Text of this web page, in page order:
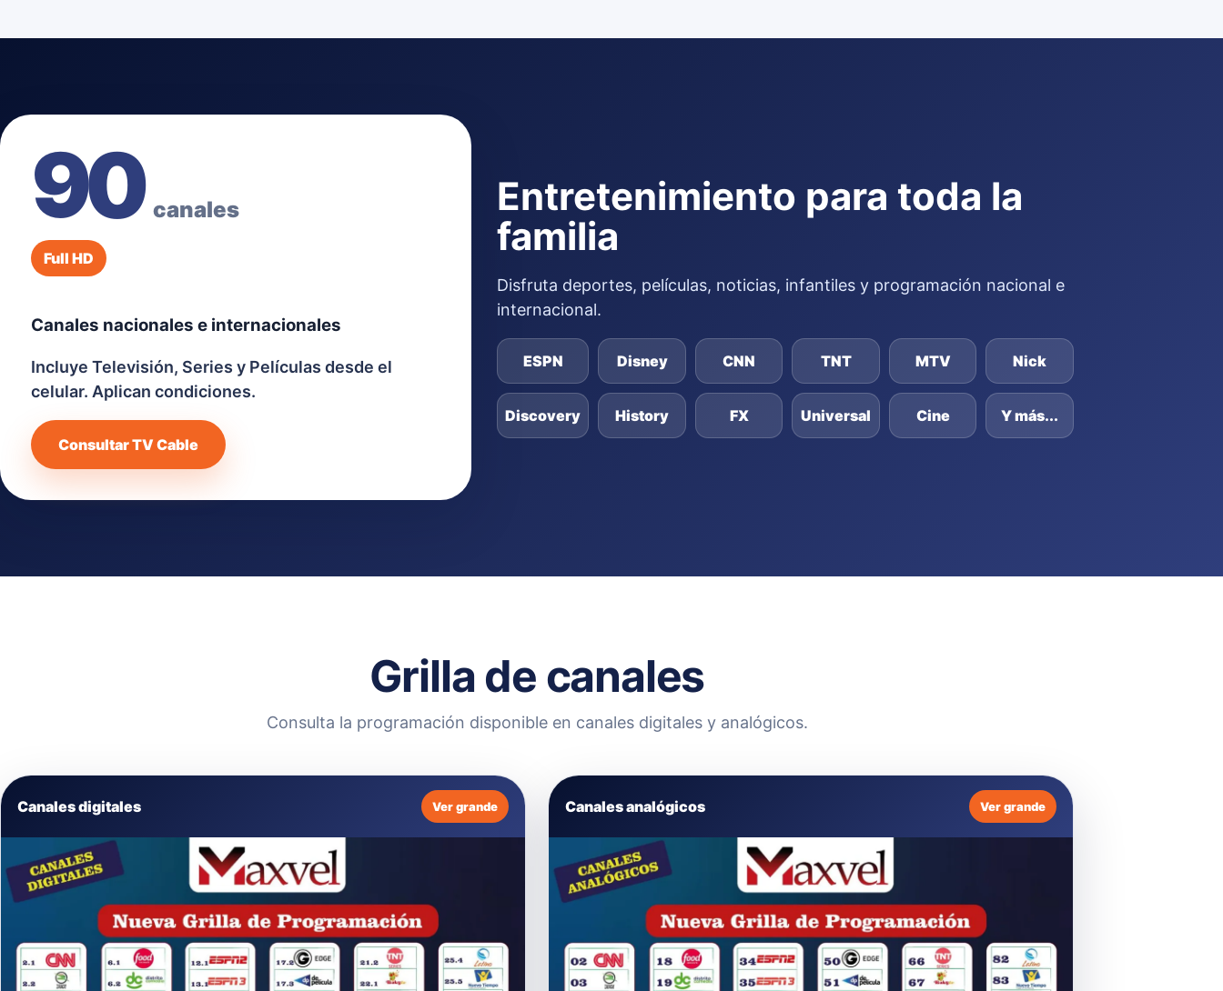
90canales
Full HD
Canales nacionales e internacionales
Incluye Televisión, Series y Películas desde el
celular. Aplican condiciones.
Consultar TV Cable
Entretenimiento para toda la
familia
Disfruta deportes, películas, noticias, infantiles y programación nacional e
internacional.
ESPN Disney CNN TNT MTV Nick
Discovery History FX Universal Cine Y más...
Grilla de canales
Consulta la programación disponible en canales digitales y analógicos.
Canales digitales Ver grande Canales analógicos Ver grande